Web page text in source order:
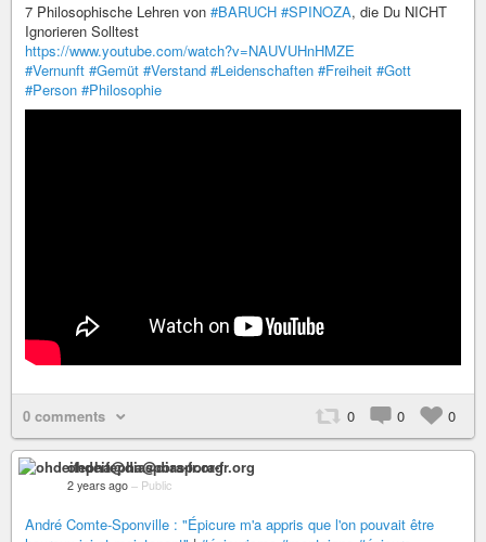
7 Philosophische Lehren von #BARUCH #SPINOZA, die Du NICHT
Ignorieren Solltest
https://www.youtube.com/watch?v=NAUVUHnHMZE
#Vernunft #Gemüt #Verstand #Leidenschaften #Freiheit #Gott
#Person #Philosophie
0 comments 0 0 0
ohdeifepha@diaspora-fr.org
2 years ago – Public
André Comte-Sponville : "Épicure m'a appris que l'on pouvait être